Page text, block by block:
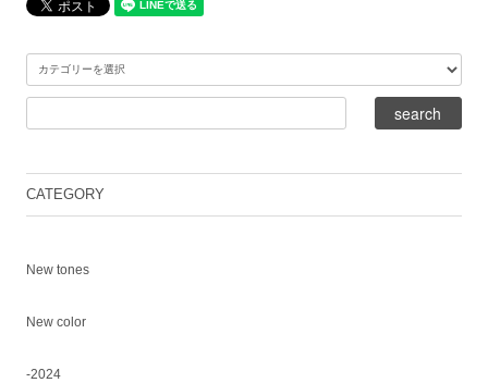
CATEGORY
New tones
New color
-2024